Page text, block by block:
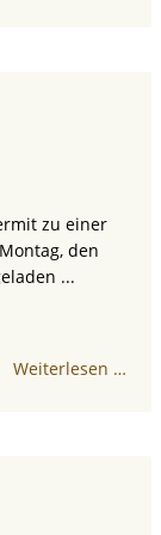
den
...
Weiterlesen …